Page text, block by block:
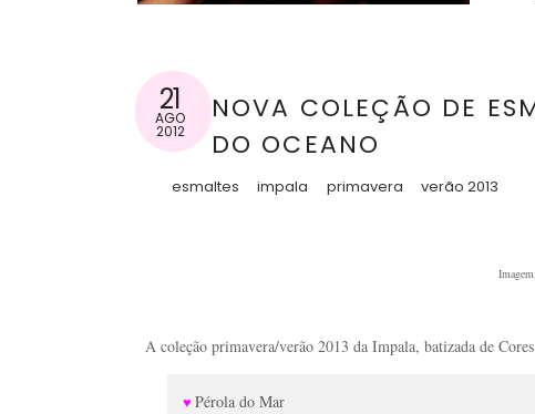
21
AGO
2012
NOVA COLEÇÃO DE
DO OCEANO
esmaltes impala primavera verão 2013
A coleção primavera/verão 2013 da Impala, batizada de
♥ Pérola do Mar